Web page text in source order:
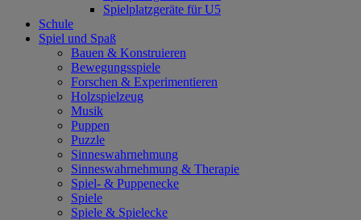
Spielplatzgeräte für U5
Schule
Spiel und Spaß
Bauen & Konstruieren
Bewegungsspiele
Forschen & Experimentieren
Holzspielzeug
Musik
Puppen
Puzzle
Sinneswahrnehmung
Sinneswahrnehmung & Therapie
Spiel- & Puppenecke
Spiele
Spiele & Spielecke